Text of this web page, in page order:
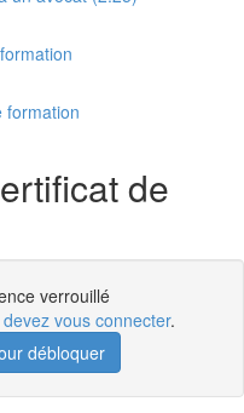
formation
de
verrouillé
vous connecter.
débloquer